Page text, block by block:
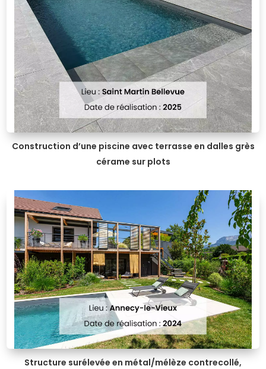
Construction d’une piscine avec terrasse en dalles grès
cérame sur plots
Structure surélevée en métal/mélèze contrecollé,